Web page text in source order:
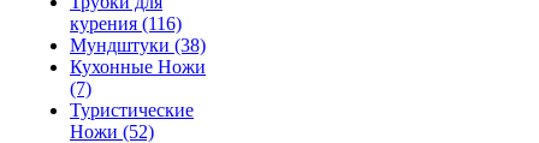
курения (116)
Мундштуки (38)
Кухонные Ножи
(7)
Туристические
Ножи (52)